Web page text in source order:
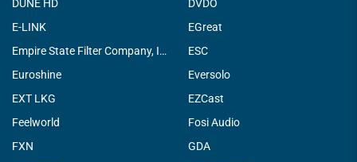
DUNE HD
DVDO
E-LINK
EGreat
Empire State Filter Company, INC.
ESC
Euroshine
Eversolo
EXT LKG
EZCast
Feelworld
Fosi Audio
FXN
GDA